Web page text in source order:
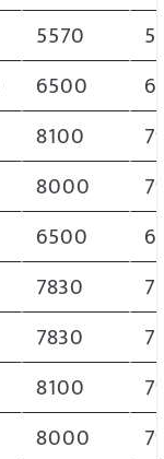
5570
6500
8100
8000
6500
7830
7830
8100
8000